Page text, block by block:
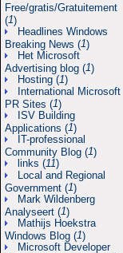
Free/gratis/Gratuitement
(1)
Headlines Windows
Breaking News (1)
Het Microsoft
Advertising blog (1)
Hosting (1)
International Microsoft
PR Sites (1)
ISV Building
Applications (1)
IT-professional
Community Blog (1)
links (11)
Local and Regional
Government (1)
Mark Wildenberg
Analyseert (1)
Mathijs Hoekstra
Windows Blog (1)
Microsoft Developer